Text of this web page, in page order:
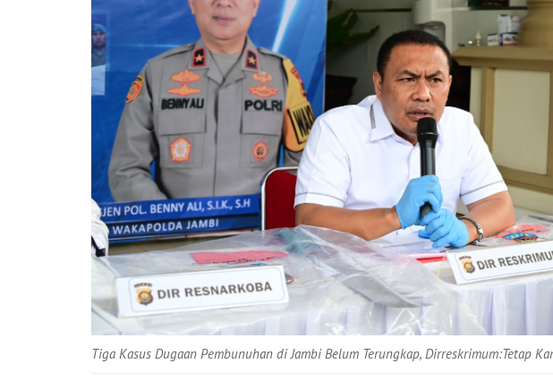
Tiga Kasus Dugaan Pembunuhan di Jambi Belum Terungkap, Dirreskrimum:Tetap